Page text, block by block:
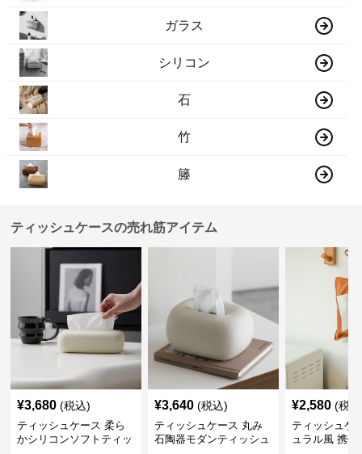
ガラス
シリコン
石
竹
籐
ティッシュケースの売れ筋アイテム
¥3,680 (税込)
ティッシュケース 柔ら
かシリコンソフトティッ
¥3,640 (税込)
ティッシュケース 丸み
石陶器モダンティッシュ
¥2,580 (税
ティッシュケ
ュラル風 携帯